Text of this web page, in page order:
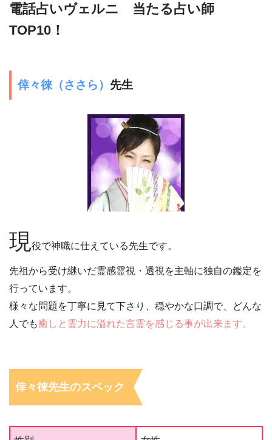
電話占いヴェルニ 当たる占い師
TOP10！
倖々徠（ささら） 先生
現役で神職に仕えている先生です。
先祖から受け継いだ霊感霊視・透視を主軸に独自の鑑定を
行っています。
様々な問題を丁寧に見て下さり、穏やかな口調で、どんな
人でも癒しと霊力に溢れた言霊を感じる事が出来ます。
倖々徠先生のスペック